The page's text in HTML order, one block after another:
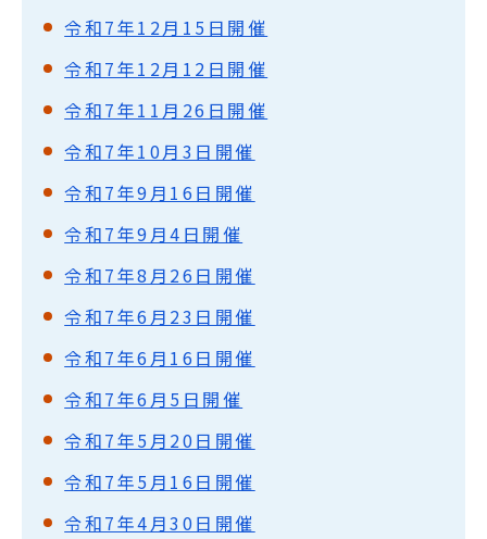
令和7年12月15日開催
令和7年12月12日開催
令和7年11月26日開催
令和7年10月3日開催
令和7年9月16日開催
令和7年9月4日開催
令和7年8月26日開催
令和7年6月23日開催
令和7年6月16日開催
令和7年6月5日開催
令和7年5月20日開催
令和7年5月16日開催
令和7年4月30日開催